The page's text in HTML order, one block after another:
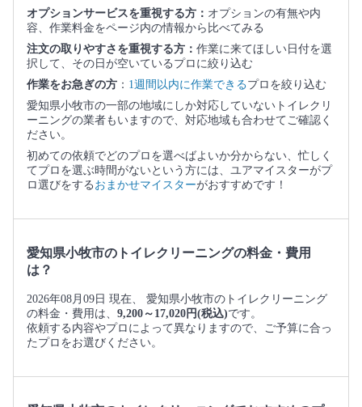
オプションサービスを重視する方： オプションの有無や内
容、作業料金をページ内の情報から比べてみる
注文の取りやすさを重視する方： 作業に来てほしい日付を選
択して、その日が空いているプロに絞り込む
作業をお急ぎの方 ： 1週間以内に作業できるプロを絞り込む
愛知県小牧市の一部の地域にしか対応していないトイレクリ
ーニングの業者もいますので、対応地域も合わせてご確認く
ださい。
初めての依頼でどのプロを選べばよいか分からない、忙しく
てプロを選ぶ時間がないという方には、ユアマイスターがプ
ロ選びをする おまかせマイスターがおすすめです！
愛知県小牧市のトイレクリーニングの料金・費用
は？
2026年08月09日 現在、 愛知県小牧市のトイレクリーニング
の料金・費用は、 9,200～17,020円(税込)です。
依頼する内容やプロによって異なりますので、ご予算に合っ
たプロをお選びください。